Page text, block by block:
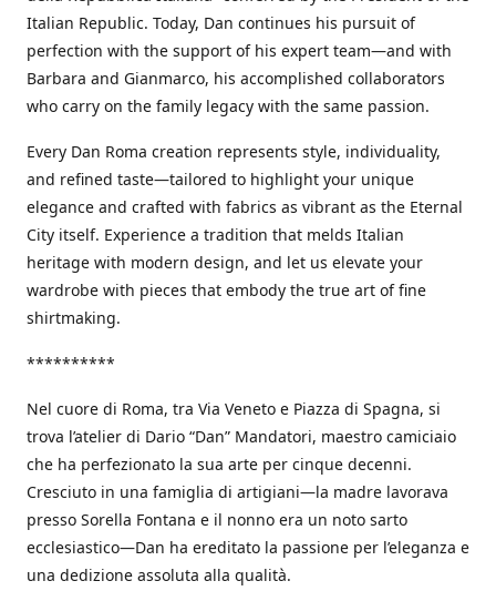
Italian Republic. Today, Dan continues his pursuit of
perfection with the support of his expert team—and with
Barbara and Gianmarco, his accomplished collaborators
who carry on the family legacy with the same passion.
Every Dan Roma creation represents style, individuality,
and refined taste—tailored to highlight your unique
elegance and crafted with fabrics as vibrant as the Eternal
City itself. Experience a tradition that melds Italian
heritage with modern design, and let us elevate your
wardrobe with pieces that embody the true art of fine
shirtmaking.
**********
Nel cuore di Roma, tra Via Veneto e Piazza di Spagna, si
trova l’atelier di Dario “Dan” Mandatori, maestro camiciaio
che ha perfezionato la sua arte per cinque decenni.
Cresciuto in una famiglia di artigiani—la madre lavorava
presso Sorella Fontana e il nonno era un noto sarto
ecclesiastico—Dan ha ereditato la passione per l’eleganza e
una dedizione assoluta alla qualità.